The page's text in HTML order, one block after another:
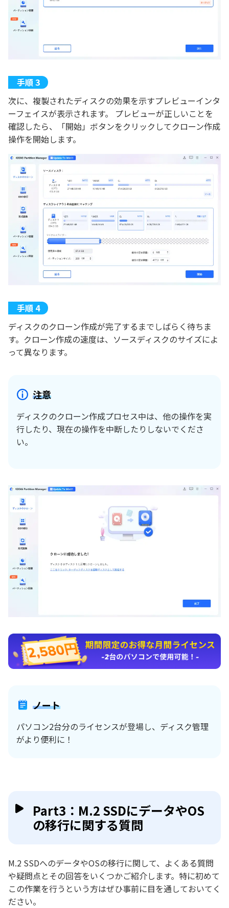
次に、複製されたディスクの効果を示すプレビューインタ
ーフェイスが表示されます。 プレビューが正しいことを
確認したら、「開始」ボタンをクリックしてクローン作成
操作を開始します。
ディスクのクローン作成が完了するまでしばらく待ちま
す。クローン作成の速度は、ソースディスクのサイズによ
って異なります。
注意
ディスクのクローン作成プロセス中は、他の操作を実
行したり、現在の操作を中断したりしないでくださ
い。
ノート
パソコン2台分のライセンスが登場し、ディスク管理
がより便利に！
Part3：M.2 SSDにデータやOS
の移行に関する質問
M.2 SSDへのデータやOSの移行に関して、よくある質問
や疑問点とその回答をいくつかご紹介します。特に初めて
この作業を行うという方はぜひ事前に目を通しておいてく
ださい。